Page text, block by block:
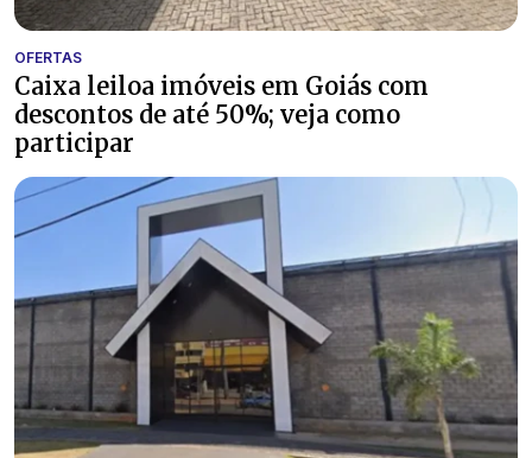
OFERTAS
Caixa leiloa imóveis em Goiás com
descontos de até 50%; veja como
participar